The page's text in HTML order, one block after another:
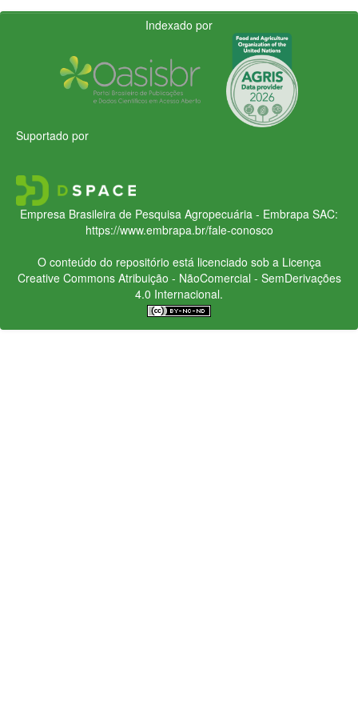
Indexado por
Suportado por
Empresa Brasileira de Pesquisa Agropecuária - Embrapa SAC:
https://www.embrapa.br/fale-conosco
O conteúdo do repositório está licenciado sob a Licença
Creative CommonsAtribuição - NãoComercial - SemDerivações
4.0 Internacional.